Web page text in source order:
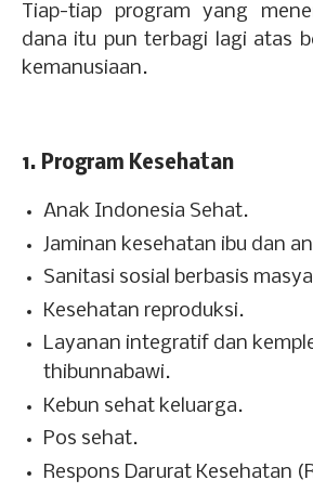
Tiap-tiap program yang
dana itu pun terbagi lagi atas
kemanusiaan.
1. Program Kesehatan
Anak Indonesia Sehat.
Jaminan kesehatan ibu dan
Sanitasi sosial berbasis
Kesehatan reproduksi.
Layanan integratif dan
thibunnabawi.
Kebun sehat keluarga.
Pos sehat.
Respons Darurat Kesehatan